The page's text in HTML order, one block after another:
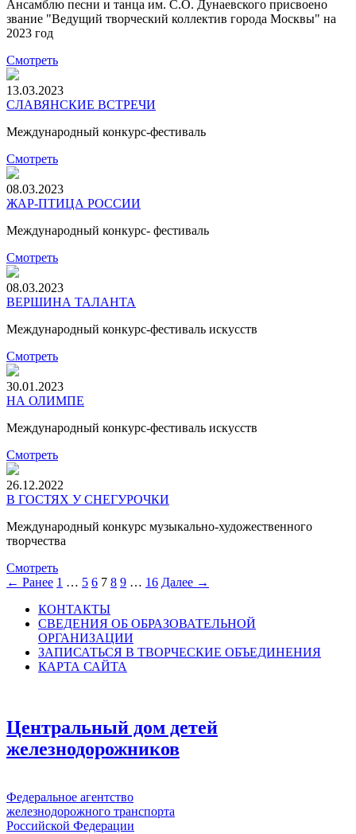
Ансамблю песни и танца им. С.О. Дунаевского присвоено
звание "Ведущий творческий коллектив города Москвы" на
2023 год
Смотреть
13.03.2023
СЛАВЯНСКИЕ ВСТРЕЧИ
Международный конкурс-фестиваль
Смотреть
08.03.2023
ЖАР-ПТИЦА РОССИИ
Международный конкурс- фестиваль
Смотреть
08.03.2023
ВЕРШИНА ТАЛАНТА
Международный конкурс-фестиваль искусств
Смотреть
30.01.2023
НА ОЛИМПЕ
Международный конкурс-фестиваль искусств
Смотреть
26.12.2022
В ГОСТЯХ У СНЕГУРОЧКИ
Международный конкурс музыкально-художественного
творчества
Смотреть
← Ранее 1 … 5 6 7 8 9 … 16 Далее →
КОНТАКТЫ
СВЕДЕНИЯ ОБ ОБРАЗОВАТЕЛЬНОЙ
ОРГАНИЗАЦИИ
ЗАПИСАТЬСЯ В ТВОРЧЕСКИЕ ОБЪЕДИНЕНИЯ
КАРТА САЙТА
Центральный дом детей
железнодорожников
Федеральное агентство
железнодорожного транспорта
Российской Федерации